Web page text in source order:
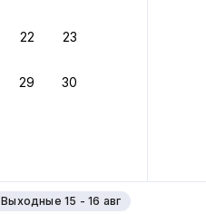
22 23
29 30
Выходные 15 - 16 авг